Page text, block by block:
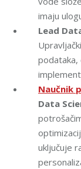
imaju
Lead
Naučnik
Data
uključuje